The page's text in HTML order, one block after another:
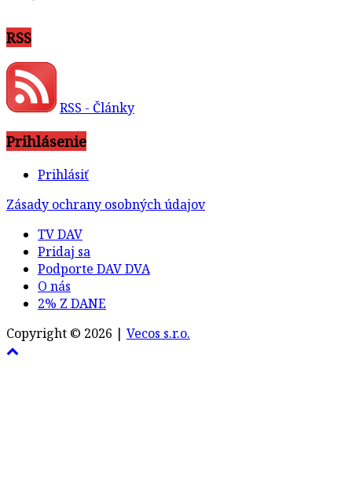
RSS
RSS - Články
Prihlásenie
Prihlásiť
Zásady ochrany osobných údajov
TV DAV
Pridaj sa
Podporte DAV DVA
O nás
2% Z DANE
Copyright © 2026 | Vecos s.r.o.